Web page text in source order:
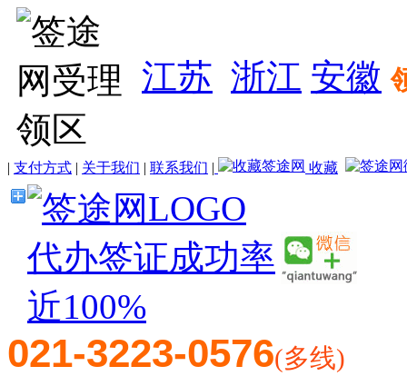
江苏 浙江 安徽
| 支付方式 | 关于我们 | 联系我们 | 收藏
021-3223-0576(多线)